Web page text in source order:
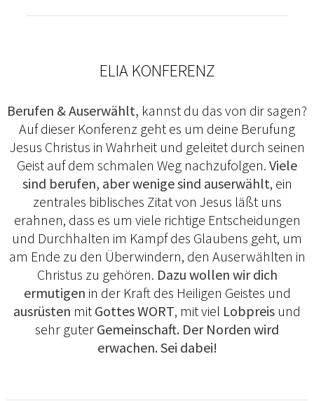
ELIA KONFERENZ
Berufen & Auserwählt, kannst du das von dir sagen?
Auf dieser Konferenz geht es um deine Berufung
Jesus Christus in Wahrheit und geleitet durch seinen
Geist auf dem schmalen Weg nachzufolgen. Viele
sind berufen, aber wenige sind auserwählt, ein
zentrales biblisches Zitat von Jesus läßt uns
erahnen, dass es um viele richtige Entscheidungen
und Durchhalten im Kampf des Glaubens geht, um
am Ende zu den Überwindern, den Auserwählten in
Christus zu gehören. Dazu wollen wir dich
ermutigen in der Kraft des Heiligen Geistes und
ausrüsten mit Gottes WORT, mit viel Lobpreis und
sehr guter Gemeinschaft. Der Norden wird
erwachen. Sei dabei!